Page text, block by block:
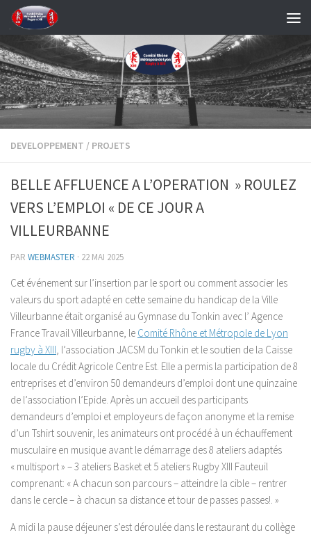
Skip to content
DEVELOPPEMENT / PROJETS
BELLE AFFLUENCE A L’OPERATION » ROULEZ
VERS L’EMPLOI « DE CE JOUR A
VILLEURBANNE
PAR WEBMASTER · 22 MAI 2025
Cet événement sur l’insertion par le sport ou comment associer les
valeurs du sport adapté en cette semaine du handicap de la Ville
Villeurbanne était organisé au Gymnase du Tonkin avec l’ Agence
France Travail Villeurbanne, le Comité Rhône et Métropole de Lyon
rugby à XIII, l’association JACSM du Tonkin et le soutien de la Caisse
locale du Crédit Agricole Centre Est. Elle a permis la participation de 8
entreprises et d’environ 50 demandeurs d’emploi dont une quinzaine
de l’association l’Epide. Après un accueil des participants
demandeurs d’emploi et employeurs de façon anonyme et la remise
d’un Tshirt souvenir, les animateurs ont procédé à un échauffement
musculaire en musique avant le démarrage des 8 ateliers adaptés
« multisport » – 3 ateliers Basket et 5 ateliers Rugby XIII Fauteuil
comprenant: « A chacun son parcours – atteindre la cible – rentrer
dans le cercle – à chacun sa distance et tour de passes passes!. »
A midi la pause déjeuner s’est déroulée dans le restaurant du collège